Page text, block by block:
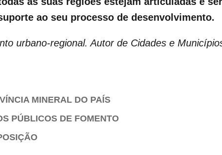
ao seu processo de desenvolvimento.
urbano-regional. Autor de Cidades e
MINERAL DO PAÍS
PÚBLICOS DE FOMENTO